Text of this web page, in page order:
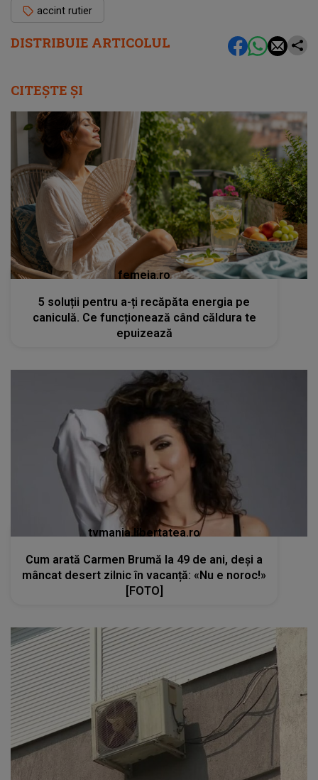
DISTRIBUIE ARTICOLUL
accint rutier
CITEȘTE ȘI
femeia.ro
5 soluții pentru a-ți recăpăta energia pe
caniculă. Ce funcționează când căldura te
epuizează
tvmania.libertatea.ro
Cum arată Carmen Brumă la 49 de ani, deși a
mâncat desert zilnic în vacanță: «Nu e noroc!»
[FOTO]